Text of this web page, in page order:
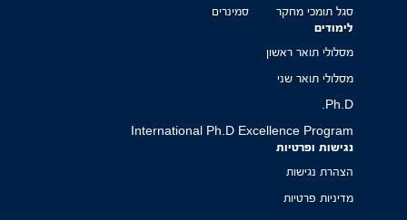
סגל תומכי מחקר
סמינרים
לימודים
מסלולי תואר ראשון
מסלולי תואר שני
Ph.D.
International Ph.D Excellence Program
נגישות ופרטיות
הצהרת נגישות
מדיניות פרטיות